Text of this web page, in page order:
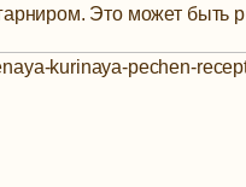
Это может быть